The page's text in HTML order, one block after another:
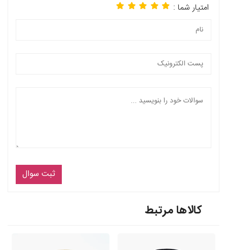
امتیار شما :
ثبت سوال
کالاها مرتبط